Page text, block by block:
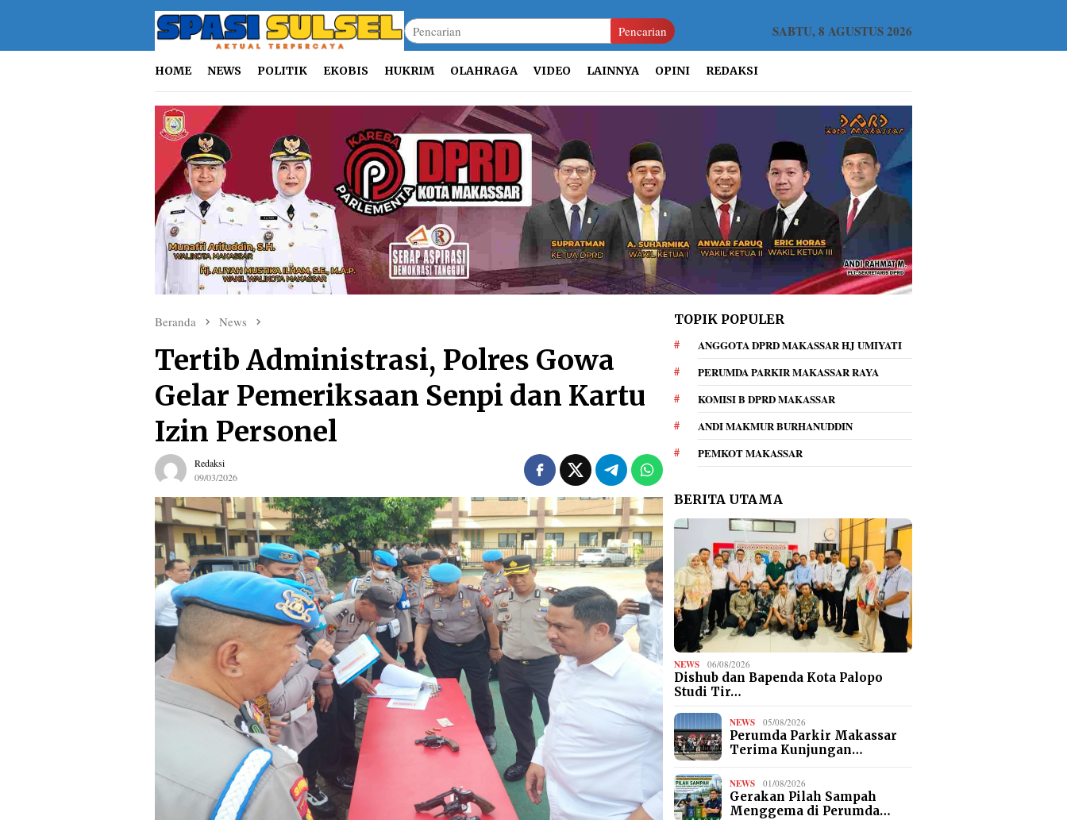
Pencarian SABTU, 8 AGUSTUS 2026
HOME NEWS POLITIK EKOBIS HUKRIM OLAHRAGA VIDEO LAINNYA OPINI REDAKSI
Beranda News
Tertib Administrasi, Polres Gowa
Gelar Pemeriksaan Senpi dan Kartu
Izin Personel
Redaksi
09/03/2026
TOPIK POPULER
ANGGOTA DPRD MAKASSAR HJ UMIYATI
PERUMDA PARKIR MAKASSAR RAYA
KOMISI B DPRD MAKASSAR
ANDI MAKMUR BURHANUDDIN
PEMKOT MAKASSAR
BERITA UTAMA
NEWS 06/08/2026
Dishub dan Bapenda Kota Palopo
Studi Tir…
NEWS 05/08/2026
Perumda Parkir Makassar
Terima Kunjungan…
NEWS 01/08/2026
Gerakan Pilah Sampah
Menggema di Perumda…